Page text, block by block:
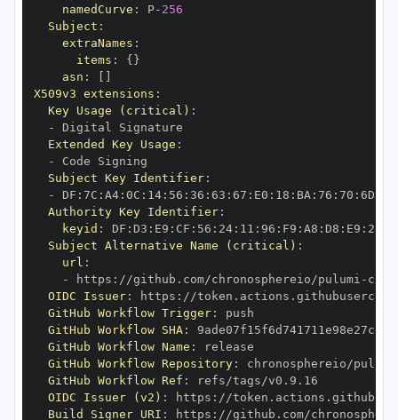
namedCurve : P- 256
Subject :
extraNames :
items : { }
asn :
X509v3 extensions :
Key Usage (critical) :
-
Extended Key Usage :
-
Subject Key Identifier:
-
DF : 7C : A4: 0C : 14: 56 : 36 : 63 : 67 : E0 : 18 : BA : 76 : 70 : 6D
Authority Key Identifier:
keyid : DF : D3 : E9 : CF : 56 : 24: 11 : 96 : F9 : A8 : D8 : E9 : 28
Subject Alternative Name (critical) :
url :
-
https : //github.com/chronosphereio/pulumi -
OIDC Issuer: https :
GitHub Workflow Trigger:
GitHub Workflow SHA:
GitHub Workflow Name :
GitHub Workflow Repository: chronosphereio/pulumi
GitHub Workflow Ref :
OIDC Issuer (v2) : https :
Build Signer URI : https : //github.com/